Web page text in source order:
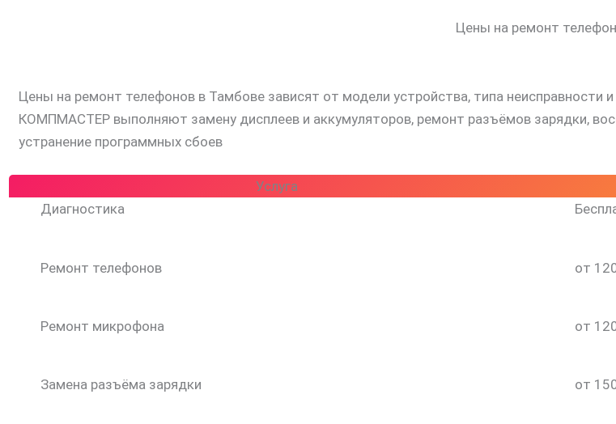
Цены на ремонт
Цены на ремонт телефонов в Тамбове зависят от модели устройства, типа
КОМПМАСТЕР выполняют замену дисплеев и аккумуляторов, ремонт разъёмов зарядки,
устранение программных сбоев
Услуга
Диагностика
Ремонт телефонов от
Ремонт микрофона от
Замена разъёма зарядки от